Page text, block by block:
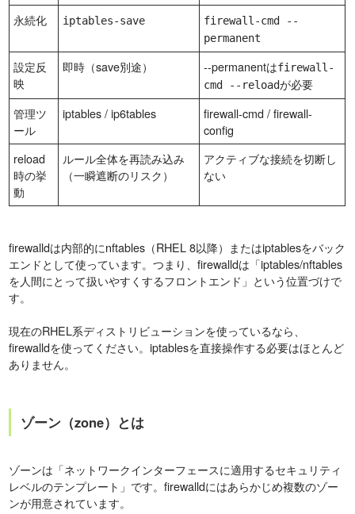
永続化 iptables-save
firewall-cmd --
permanent
設定反
映
即時（save別途） --permanentはfirewall-
cmd --reloadが必要
管理ツ
ール
iptables / ip6tables
firewall-cmd / firewall-
config
reload
時の挙
動
ルール全体を再読み込み
（一瞬遮断のリスク）
アクティブな接続を切断し
ない
firewalldは内部的にnftables（RHEL 8以降）またはiptablesをバック
エンドとして使っています。つまり、firewalldは「iptables/nftables
を人間にとって扱いやすくするフロントエンド」という位置づけで
す。
現在のRHEL系ディストリビューションを使っているなら、
firewalldを使ってください。iptablesを直接操作する必要はほとんど
ありません。
ゾーン（zone）とは
ゾーンは「ネットワークインターフェースに適用するセキュリティ
レベルのテンプレート」です。firewalldにはあらかじめ複数のゾー
ンが用意されています。